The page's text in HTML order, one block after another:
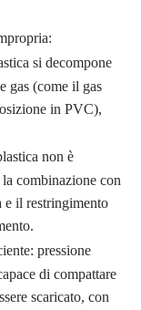
si decompone
gas (come il gas
in PVC),
non è
combinazione con
il restringimento
pressione
di compattare
scaricato, con